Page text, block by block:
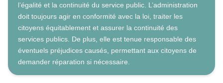
l’égalité et la continuité du service public. L’administration
doit toujours agir en conformité avec la loi, traiter les
citoyens équitablement et assurer la continuité des
services publics. De plus, elle est tenue responsable des
éventuels préjudices causés, permettant aux citoyens de
demander réparation si nécessaire.